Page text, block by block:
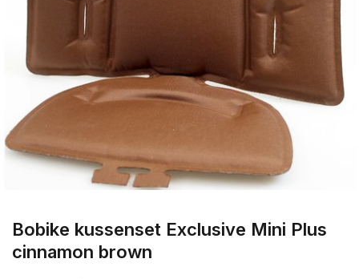
Bobike kussenset Exclusive Mini Plus
cinnamon brown